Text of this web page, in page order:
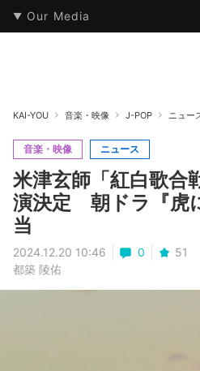
Our Media
本・文芸 情報化社会
KAI-YOU 音楽・映像 J-POP ニュー
音楽・映像 ニュース
米津玄師「紅白歌合
演決定 朝ドラ『虎
当
2024.12.20 10:46 0
51
都築 陵佑